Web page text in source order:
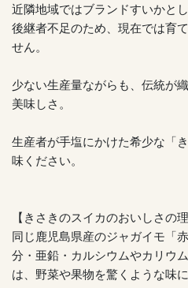
近隣地域ではブランドすいかと
後継者不足のため、現在では育
せん。
少ない生産量ながらも、伝統が
美味しさ。
生産者が手塩にかけた希少な「
味ください。
【きさきのスイカのおいしさ
同じ鹿児島県産のジャガイモ「
分・亜鉛・カルシウムやカリウ
は、野菜や果物を驚くような味